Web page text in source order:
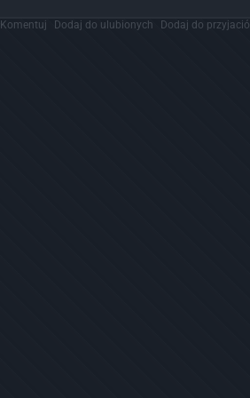
Komentuj Dodaj do ulubionych Dodaj do przyjaciół